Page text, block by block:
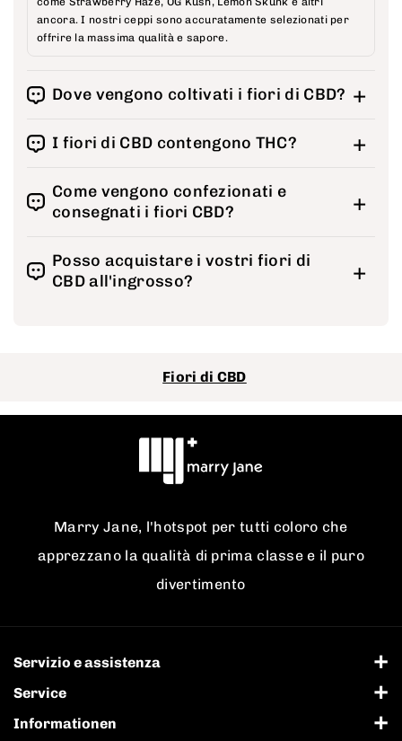
ancora. I nostri ceppi sono accuratamente selezionati per
offrire la massima qualità e sapore.
Dove vengono coltivati i fiori di CBD?
I nostri fiori di CBD sono coltivati nei nostri impianti di
coltivazione sostenibili. Attribuiamo grande importanza alla
I fiori di CBD contengono THC?
I nostri fiori di CBD contengono solo piccole tracce di THC,
molto al di sotto dei limiti di legge. Sono legali nella maggior
parte dei paesi europei.
Come vengono confezionati e
consegnati i fiori CBD?
I nostri fiori CBD sono confezionati con cura e consegnati
con discrezione per mantenere la qualità e proteggere la
vostra privacy.
Posso acquistare i vostri fiori di
CBD all'ingrosso?
Fiori di CBD
Marry Jane, l'hotspot per tutti coloro che
apprezzano la qualità di prima classe e il puro
divertimento
Servizio e assistenza
Avviso legale
Informativa sulla privacy
Service
Versand und Zahlung
Informationen